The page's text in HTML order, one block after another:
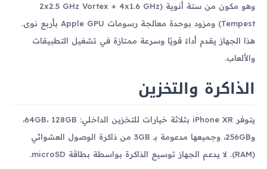
وهو مكون من ستة أنوية (2x2.5 GHz Vortex + 4x1.6 GHz
Tempest) ومزود بوحدة معالجة رسومات Apple GPU بأربع نوى.
هذا الجهاز يقدم أداءً قويًا وسرعة ممتازة في تشغيل التطبيقات
والألعاب.
الذاكرة والتخزين
يتوفر iPhone XR بثلاثة خيارات للتخزين الداخلي: 64GB، 128GB،
و256GB، وجميعها مدعومة بـ 3GB من ذاكرة الوصول العشوائي
(RAM). لا يدعم الجهاز توسيع الذاكرة بواسطة بطاقة microSD.